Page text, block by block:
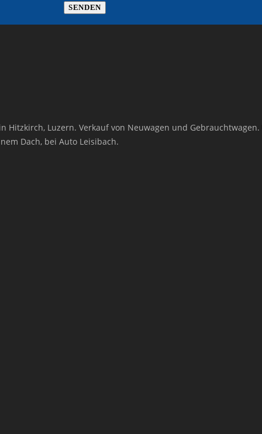
Luzern. Verkauf von Neuwagen und
Dach, bei Auto Leisibach.